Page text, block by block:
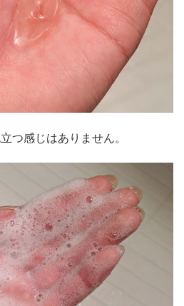
つ感じはありません。